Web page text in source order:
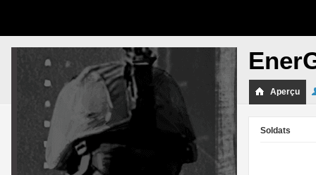
SERVEURS
PARTIES
Aperçu
Soldats